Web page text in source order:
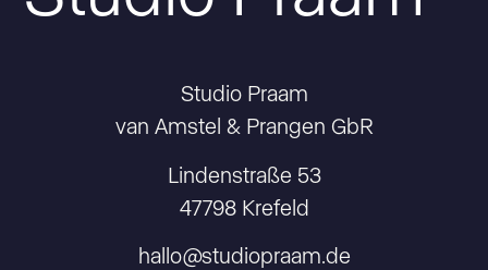
Studio Praam
van Amstel & Prangen GbR
Lindenstraße 53
47798 Krefeld
hallo@studiopraam.de